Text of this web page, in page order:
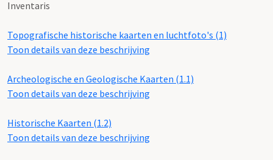
Inventaris
Topografische historische kaarten en luchtfoto's (1)
Toon details van deze beschrijving
Archeologische en Geologische Kaarten (1.1)
Toon details van deze beschrijving
Historische Kaarten (1.2)
Toon details van deze beschrijving